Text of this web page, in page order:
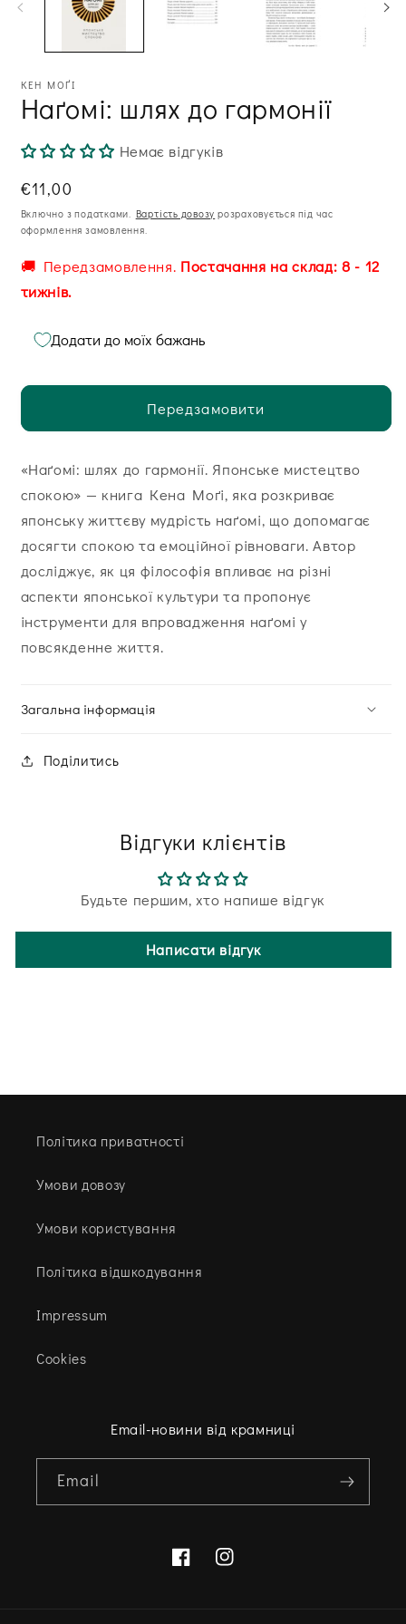
модальному
КЕН МОҐІ
Наґомі: шлях до гармонії
Немає відгуків
Звична
ціна
€11,00
Включно з податками. Вартість довозу розраховується під час
оформлення замовлення.
🚚 Передзамовлення. Постачання на склад: 8 - 12
тижнів.
Додати до моїх бажань
Передзамовити
«Наґомі: шлях до гармонії. Японське мистецтво
спокою» — книга Кена Моґі, яка розкриває
японську життєву мудрість наґомі, що допомагає
досягти спокою та емоційної рівноваги. Автор
досліджує, як ця філософія впливає на різні
аспекти японської культури та пропонує
інструменти для впровадження наґомі у
повсякденне життя.
Загальна інформація
Поділитись
Відгуки клієнтів
Будьте першим, хто напише відгук
Написати відгук
Політика приватності
Умови довозу
Умови користування
Політика відшкодування
Impressum
Cookies
Email-новини від крамниці
Email
FacebookInstagram